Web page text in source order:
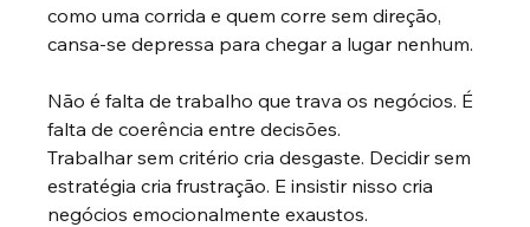
como uma corrida e quem corre sem direção,
cansa-se depressa para chegar a lugar nenhum.
Não é falta de trabalho que trava os negócios. É
falta de coerência entre decisões.
Trabalhar sem critério cria desgaste. Decidir sem
estratégia cria frustração. E insistir nisso cria
negócios emocionalmente exaustos.